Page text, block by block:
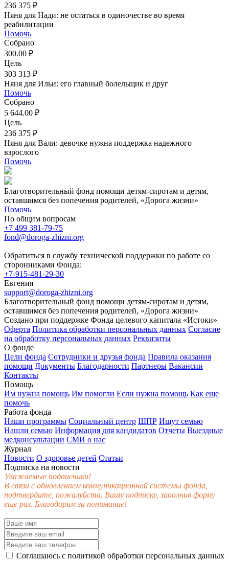
236 375 ₽
Няня для Нади: не остаться в одиночестве во время
реабилитации
Помочь
Собрано
300.00 ₽
Цель
303 313 ₽
Няня для Ильи: его главный болельщик и друг
Помочь
Собрано
5 644.00 ₽
Цель
236 375 ₽
Няня для Вали: девочке нужна поддержка надежного
взрослого
Помочь
Благотворительный фонд помощи детям-сиротам и детям,
оставшимся без попечения родителей, «Дорога жизни»
Помочь
По общим вопросам
+7 499 381-79-75
fond@doroga-zhizni.org
Обратиться в службу технической поддержки по работе со
сторонниками Фонда:
+7-915-481-29-30
Евгения
support@doroga-zhizni.org
Благотворительный фонд помощи детям-сиротам и детям,
оставшимся без попечения родителей, «Дорога жизни»
Создано при поддержке Фонда целевого капитала «Истоки»
Оферта Политика обработки персональных данных Согласие
на обработку персональных данных Реквизиты
О фонде
Цели фонда Сотрудники и друзья фонда Правила оказания
помощи Документы Благодарности Партнеры Вакансии
Контакты
Помощь
Им нужна помощь Им помогли Если нужна помощь Как еще
помочь
Работа фонда
Наши программы Социальный центр ШПР Ищут семью
Нашли семью Информация для кандидатов Отчеты Выездные
медконсультации СМИ о нас
Журнал
Новости О здоровье детей Статьи
Подписка на новости
Уважаемые подписчики!
В связи с обновлением коммуникационной системы фонда,
подтвердите, пожалуйста, Вашу подписку, заполнив форму
еще раз. Благодарим за понимание!
Соглашаюсь с политикой обработки персональных данных